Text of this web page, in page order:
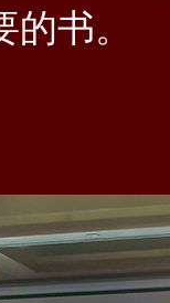
书。